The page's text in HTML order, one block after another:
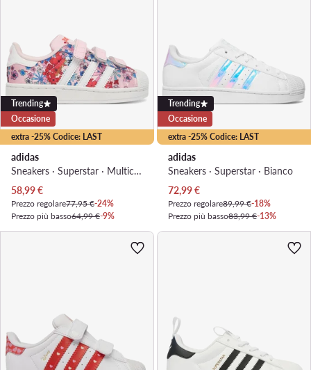
extra -25% Codice: LAST
Trending
Occasione
adidas
Sneakers · Superstar · Multicolore
Prezzo attuale
58,99€
Prezzo regolare77,95 €-24%
Prezzo più basso64,99 €-9%
extra -25% Codice: LAST
Trending
Occasione
adidas
Sneakers · Superstar · Bianco
Prezzo attuale
72,99€
Prezzo regolare89,99 €-18%
Prezzo più basso83,99 €-13%